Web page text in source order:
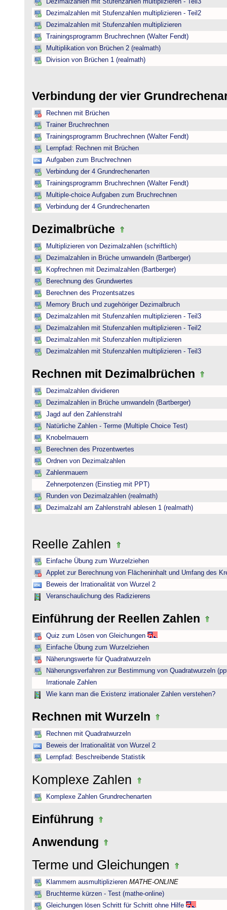
Dezimalzahlen mit Stufenzahlen multiplizieren - Teil3
Dezimalzahlen mit Stufenzahlen multiplizieren - Teil2
Dezimalzahlen mit Stufenzahlen multiplizieren
Trainingsprogramm Bruchrechnen (Walter Fendt)
Multiplikation von Brüchen 2 (realmath)
Division von Brüchen 1 (realmath)
Verbindung der vier
Rechnen mit Brüchen
Trainer Bruchrechnen
Trainingsprogramm Bruchrechnen (Walter Fendt)
Lernpfad: Rechnen mit Brüchen
Aufgaben zum Bruchrechnen
Verbindung der 4 Grundrechenarten
Trainingsprogramm Bruchrechnen (Walter Fendt)
Multiple-choice Aufgaben zum Bruchrechnen
Verbindung der 4 Grundrechenarten
Dezimalbrüche
Multiplizieren von Dezimalzahlen (schriftlich)
Dezimalzahlen in Brüche umwandeln (Bartberger)
Kopfrechnen mit Dezimalzahlen (Bartberger)
Berechnung des Grundwertes
Berechnen des Prozentsatzes
Memory Bruch und zugehöriger Dezimalbruch
Dezimalzahlen mit Stufenzahlen multiplizieren - Teil3
Dezimalzahlen mit Stufenzahlen multiplizieren - Teil2
Dezimalzahlen mit Stufenzahlen multiplizieren
Dezimalzahlen mit Stufenzahlen multiplizieren - Teil3
Rechnen mit Dezimalbrüchen
Dezimalzahlen dividieren
Dezimalzahlen in Brüche umwandeln (Bartberger)
Jagd auf den Zahlenstrahl
Natürliche Zahlen - Terme (Multiple Choice Test)
Knobelmauern
Berechnen des Prozentwertes
Ordnen von Dezimalzahlen
Zahlenmauern
Zehnerpotenzen (Einstieg mit PPT)
Runden von Dezimalzahlen (realmath)
Dezimalzahl am Zahlenstrahl ablesen 1 (realmath)
Reelle Zahlen
Einfache Übung zum Wurzelziehen
Applet zur Berechnung von Flächeninhalt und Umfang des
Beweis der Irrationalität von Wurzel 2
Veranschaulichung des Radizierens
Einführung der Reellen Zahlen
Quiz zum Lösen von Gleichungen
Einfache Übung zum Wurzelziehen
Näherungswerte für Quadratwurzeln
Näherungsverfahren zur Bestimmung von Quadratwurzeln
Irrationale Zahlen
Wie kann man die Existenz irrationaler Zahlen verstehen?
Rechnen mit Wurzeln
Rechnen mit Quadratwurzeln
Beweis der Irrationalität von Wurzel 2
Lernpfad: Beschreibende Statistik
Komplexe Zahlen
Komplexe Zahlen Grundrechenarten
Einführung
Anwendung
Terme und Gleichungen
Klammern ausmultiplizieren MATHE-ONLINE
Bruchterme kürzen - Test (mathe-online)
Gleichungen lösen Schritt für Schritt ohne Hilfe